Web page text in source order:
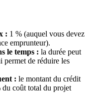
: 1 % (auquel vous devez
emprunteur).
le temps : la durée peut
permet de réduire les
: le montant du crédit
coût total du projet